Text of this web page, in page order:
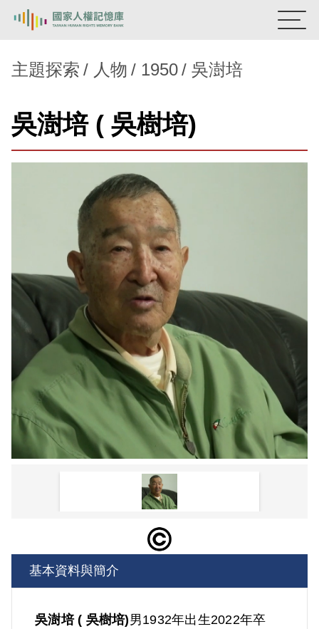
新生訓導處
蛋殼畫 送物單
主題探索
主題探索 人物 1950 吳澍培
吳澍培 ( 吳樹培)
基本資料與簡介
吳澍培 ( 吳樹培)男1932年出生2022年卒